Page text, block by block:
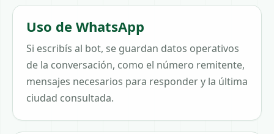
Uso de WhatsApp
Si escribís al bot, se guardan datos operativos
de la conversación, como el número remitente,
mensajes necesarios para responder y la última
ciudad consultada.